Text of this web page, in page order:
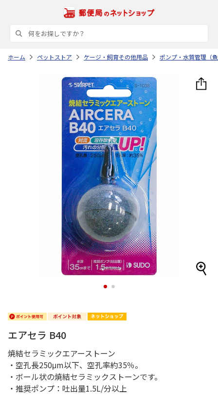
ホーム ペットストア ケージ・飼育その他用品 ポンプ・水質管理（
1 2
エアセラ B40
焼結セラミックエアーストーン
・空孔長250μm以下、空孔率約35％。
・ボール状の焼結セラミックストーンです。
・推奨ポンプ：吐出量1.5L/分以上